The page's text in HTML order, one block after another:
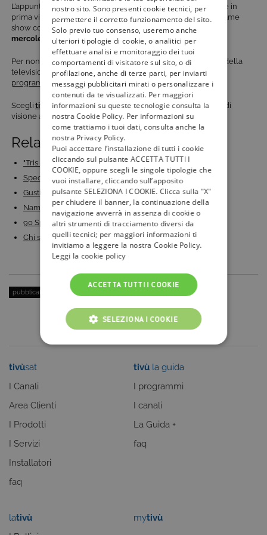
L’appuntamento con la prima puntata di100% Italia Special
è in
prima visione assoluta il 15 marzo, alle ore 21.30 su TV8
. Il game
show condotto da Nicola Savino andrà in onda perquattro
mercoledì
, fino al 4 aprile 2023.
Per non perdere iprogrammi di intrattenimento più seguiti della
televisione e rimanere aggiornato sulle novità della
programmazione TV8, continua a seguiretivù la guida.
Scegli tivùsatsempre, gratis, per garantirti un’ottima qualità di
visione audio e video in 4K e HD.
Related Posts:
"Tris per Vincere", su TV8 il nuovo game show…
Speciale Don't Forget the Lyrics: celebrità e…
Gusti d’Italia: su Food Network il nuovo viaggio…
Name That Tune 2023 su TV8: format, concorrenti VIP…
90 Special - Che ne sanno i 2000: su Italia 1 il…
Chi sono i concorrenti del Grande Fratello Vip 2018?…
pubblicato il: 15 Marzo 2023
tivùsat
I Canali
Area Clienti
I Prodotti
I Servizi
Installatori
faq
tivù la guida
I programmi
I canali
La Guida +
faq
lativù
mytivù
nostro sito. Sono presenti cookie tecnici, per
permettere il corretto funzionamento del sito.
Solo previo tuo consenso, useremo anche
ulteriori tipologie di cookie, o analitici per
effettuare analisi e monitoraggio dei tuoi
comportamenti di visitatore sul sito, o di
profilazione, anche di terze parti, per inviarti
messaggi pubblicitari mirati o personalizzare i
contenuti da te visualizzati. Per maggiori
informazioni su queste tecnologie consulta la
nostra Cookie Policy. Per informazioni su
come trattiamo i tuoi dati, consulta anche la
nostra Privacy Policy.
Puoi accettare l’installazione di tutti i cookie
cliccando sul pulsante ACCETTA TUTTI I
COOKIE, oppure scegli le singole tipologie che
vuoi installare, cliccando sull’apposito
pulsante SELEZIONA I COOKIE. Clicca sulla "X"
per chiudere il banner, la continuazione della
navigazione avverrà in assenza di cookie o
altri strumenti di tracciamento diversi da
quelli tecnici; per maggiori informazioni ti
invitiamo a leggere la nostra Cookie Policy.
Leggi la cookie policy
ACCETTA TUTTI I COOKIE
SELEZIONA I COOKIE
COOKIE TECNICI
COOKIE ANALITICI
Questi cookie sono necessari per il corretto
funzionamento del nostro sito e non possono